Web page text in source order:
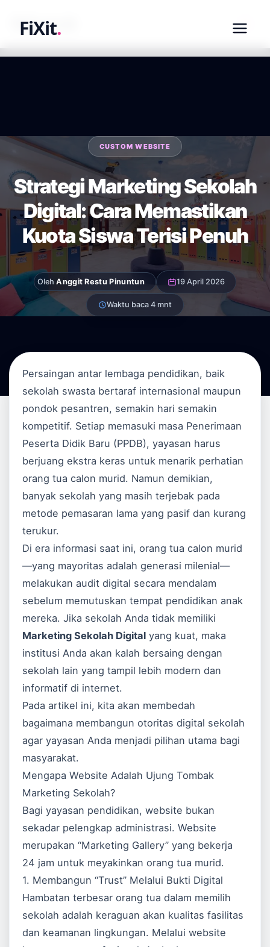
FiXit.
fixit.co.id
CUSTOM WEBSITE
Strategi Marketing Sekolah
Digital: Cara Memastikan
Kuota Siswa Terisi Penuh
OlehAnggit Restu Pinuntun 19 April 2026
Waktu baca 4 mnt
Persaingan antar lembaga pendidikan, baik
sekolah swasta bertaraf internasional maupun
pondok pesantren, semakin hari semakin
kompetitif. Setiap memasuki masa Penerimaan
Peserta Didik Baru (PPDB), yayasan harus
berjuang ekstra keras untuk menarik perhatian
orang tua calon murid. Namun demikian,
banyak sekolah yang masih terjebak pada
metode pemasaran lama yang pasif dan kurang
terukur.
Di era informasi saat ini, orang tua calon murid
—yang mayoritas adalah generasi milenial—
melakukan audit digital secara mendalam
sebelum memutuskan tempat pendidikan anak
mereka. Jika sekolah Anda tidak memiliki
Marketing Sekolah Digital yang kuat, maka
institusi Anda akan kalah bersaing dengan
sekolah lain yang tampil lebih modern dan
informatif di internet.
Pada artikel ini, kita akan membedah
bagaimana membangun otoritas digital sekolah
agar yayasan Anda menjadi pilihan utama bagi
masyarakat.
Mengapa Website Adalah Ujung Tombak
Marketing Sekolah?
Bagi yayasan pendidikan, website bukan
sekadar pelengkap administrasi. Website
merupakan “Marketing Gallery” yang bekerja
24 jam untuk meyakinkan orang tua murid.
1. Membangun “Trust” Melalui Bukti Digital
Hambatan terbesar orang tua dalam memilih
sekolah adalah keraguan akan kualitas fasilitas
dan keamanan lingkungan. Melalui website